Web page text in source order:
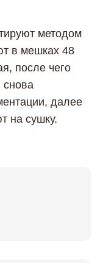
методом
в мешках 48
после чего
далее
на сушку.